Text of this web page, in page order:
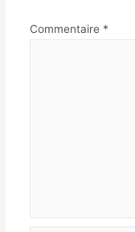
Commentaire *